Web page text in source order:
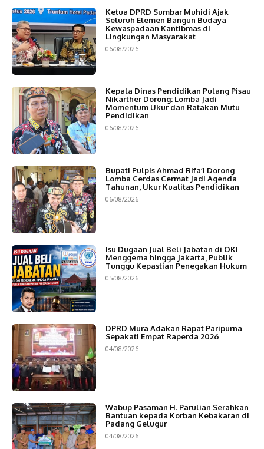
Ketua DPRD Sumbar Muhidi Ajak
Seluruh Elemen Bangun Budaya
Kewaspadaan Kantibmas di
Lingkungan Masyarakat
06/08/2026
Kepala Dinas Pendidikan Pulang Pisau
Nikarther Dorong: Lomba Jadi
Momentum Ukur dan Ratakan Mutu
Pendidikan
06/08/2026
Bupati Pulpis Ahmad Rifa’i Dorong
Lomba Cerdas Cermat Jadi Agenda
Tahunan, Ukur Kualitas Pendidikan
06/08/2026
Isu Dugaan Jual Beli Jabatan di OKI
Menggema hingga Jakarta, Publik
Tunggu Kepastian Penegakan Hukum
05/08/2026
DPRD Mura Adakan Rapat Paripurna
Sepakati Empat Raperda 2026
04/08/2026
Wabup Pasaman H. Parulian Serahkan
Bantuan kepada Korban Kebakaran di
Padang Gelugur
04/08/2026